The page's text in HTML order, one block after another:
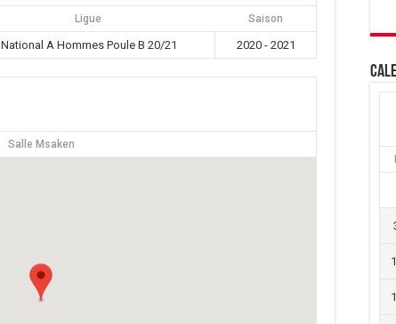
Ligue Saison
National A Hommes Poule B 20/21 2020 - 2021
Salle Msaken
L